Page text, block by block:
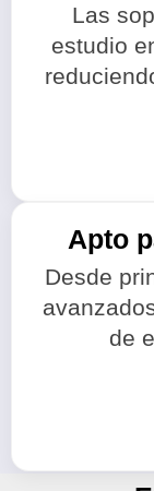
Las
estudio
Apto
Desde
de